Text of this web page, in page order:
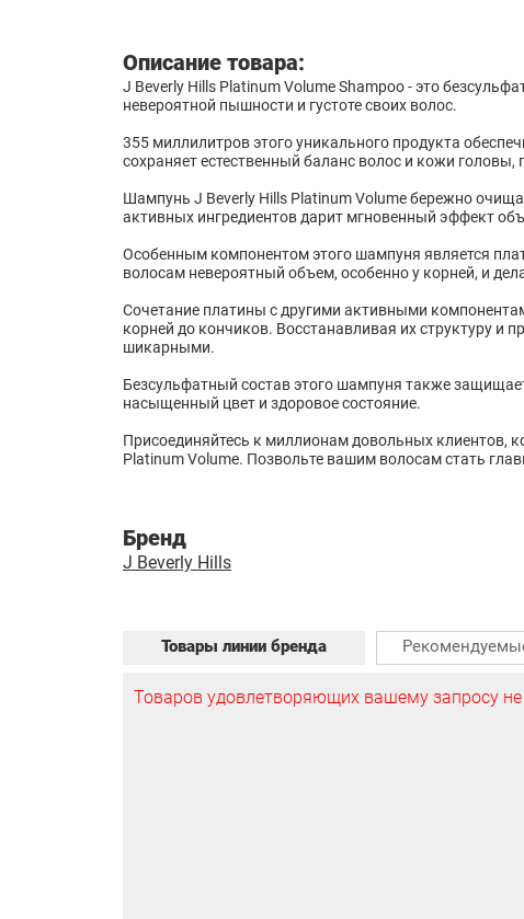
Описание товара:
J Beverly Hills Platinum Volume Shampoo - это
невероятной пышности и густоте своих волос.
355 миллилитров этого уникального продукта
сохраняет естественный баланс волос и кожи
Шампунь J Beverly Hills Platinum Volume бережно
активных ингредиентов дарит мгновенный эффект
Особенным компонентом этого шампуня является
волосам невероятный объем, особенно у корней, и
Сочетание платины с другими активными
корней до кончиков. Восстанавливая их структуру и
шикарными.
Безсульфатный состав этого шампуня также
насыщенный цвет и здоровое состояние.
Присоединяйтесь к миллионам довольных
Platinum Volume. Позвольте вашим волосам стать
Бренд
J Beverly Hills
Товары линии бренда
Товаров удовлетворяющих вашему запросу